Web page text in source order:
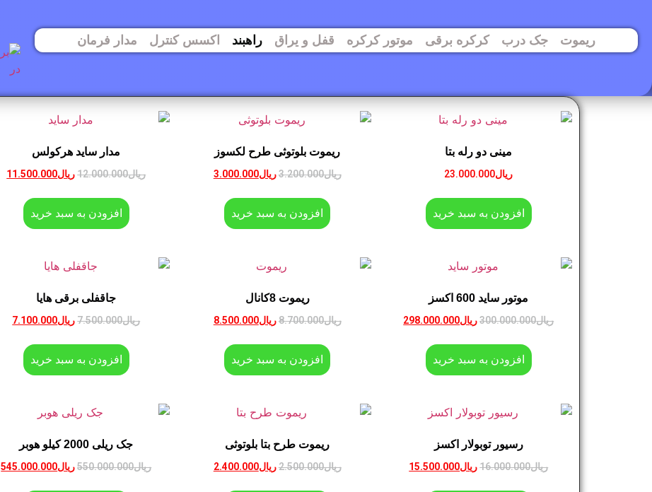
ریموت جک درب کرکره برقی موتور کرکره قفل و یراق راهبند اکسس کنترل مدار فرمان
مینی دو رله بتا
ریال23.000.000
افزودن به سبد خرید
ریموت بلوتوثی طرح لکسوز
ریال3.200.000 ریال3.000.000
افزودن به سبد خرید
مدار ساید هرکولس
ریال12.000.000 ریال11.500.000
افزودن به سبد خرید
موتور ساید 600 اکسز
ریال300.000.000 ریال298.000.000
افزودن به سبد خرید
ریموت 8کانال
ریال8.700.000 ریال8.500.000
افزودن به سبد خرید
جاقفلی برقی هایا
ریال7.500.000 ریال7.100.000
افزودن به سبد خرید
رسیور توبولار اکسز
ریال16.000.000 ریال15.500.000
ریموت طرح بتا بلوتوثی
ریال2.500.000 ریال2.400.000
جک ریلی 2000 کیلو هوبر
ریال550.000.000 ریال545.000.000